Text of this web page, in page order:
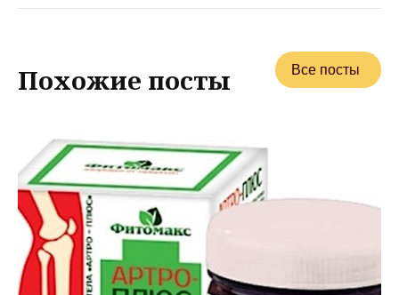
Похожие посты Все посты